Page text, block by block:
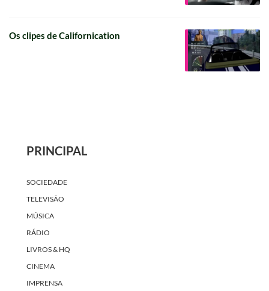
Os clipes de Californication
PRINCIPAL
SOCIEDADE
TELEVISÃO
MÚSICA
RÁDIO
LIVROS & HQ
CINEMA
IMPRENSA